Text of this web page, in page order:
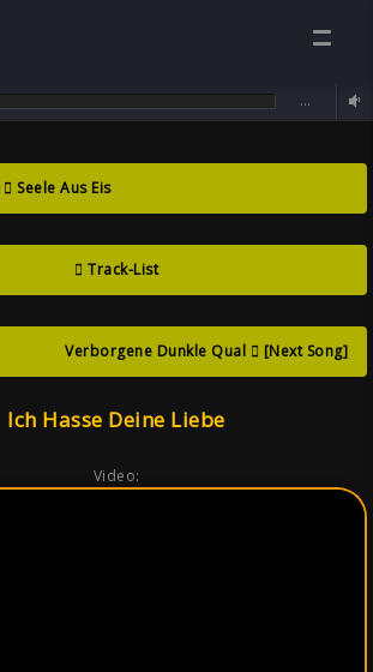
…
Deine
, Song By
Neawolf ,
: Ich hasse deine Liebe ...
Seele Aus Eis
Track-List
Verborgene Dunkle Qual [Next Song]
Ich Hasse Deine Liebe
Video: